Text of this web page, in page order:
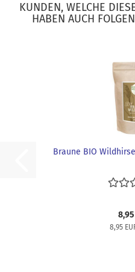
KUNDEN, WELCHE
HABEN AUCH
Braune BIO
8,95
8,95